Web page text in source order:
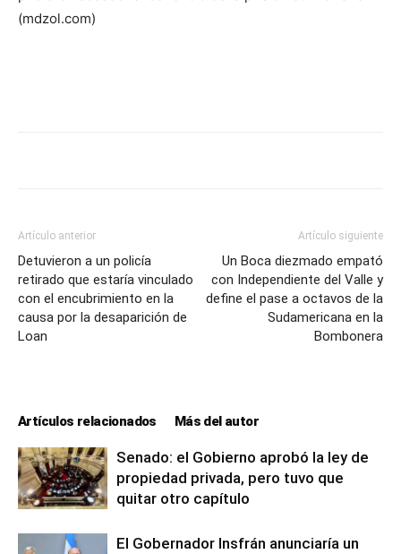
(mdzol.com)
Artículo anterior
Detuvieron a un policía
retirado que estaría vinculado
con el encubrimiento en la
causa por la desaparición de
Loan
Artículo siguiente
Un Boca diezmado empató
con Independiente del Valle y
define el pase a octavos de la
Sudamericana en la
Bombonera
Artículos relacionados Más del autor
Senado: el Gobierno aprobó la ley de
propiedad privada, pero tuvo que
quitar otro capítulo
El Gobernador Insfrán anunciaría un